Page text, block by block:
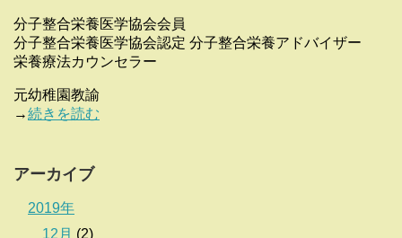
分子整合栄養医学協会会員
分子整合栄養医学協会認定 分子整合栄養アドバイザー
栄養療法カウンセラー
元幼稚園教諭
→続きを読む
アーカイブ
2019年
12月 (2)